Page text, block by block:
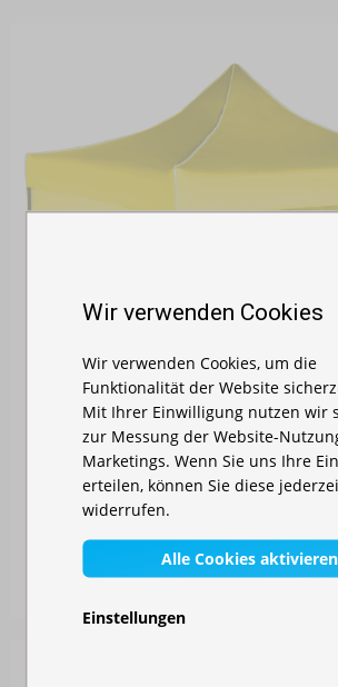
FALTZELT 3X3 M - AUS
Auf Lager
219,00 €
Wir verwenden Cookies
Wir verwenden Cookies, um die
Funktionalität der Website
Mit Ihrer Einwilligung nutzen wir
zur Messung der Website-
Marketings. Wenn Sie uns Ihre
erteilen, können Sie diese
widerrufen.
Alle Cookies aktivieren
Einstellungen